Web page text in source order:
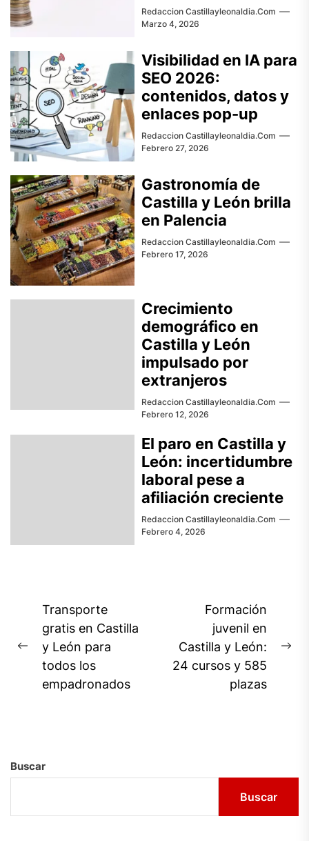
Redaccion Castillayleonaldia.com
Marzo 4, 2026
Visibilidad en IA para
SEO 2026:
contenidos, datos y
enlaces pop-up
Redaccion Castillayleonaldia.com
Febrero 27, 2026
Gastronomía de
Castilla y León brilla
en Palencia
Redaccion Castillayleonaldia.com
Febrero 17, 2026
Crecimiento
demográfico en
Castilla y León
impulsado por
extranjeros
Redaccion Castillayleonaldia.com
Febrero 12, 2026
El paro en Castilla y
León: incertidumbre
laboral pese a
afiliación creciente
Redaccion Castillayleonaldia.com
Febrero 4, 2026
Navegación
entradas
Previous
post:
Transporte
gratis en Castilla
y León para
todos los
empadronados
Formación
juvenil en
Castilla y León:
24 cursos y 585
plazas
Buscar
Buscar